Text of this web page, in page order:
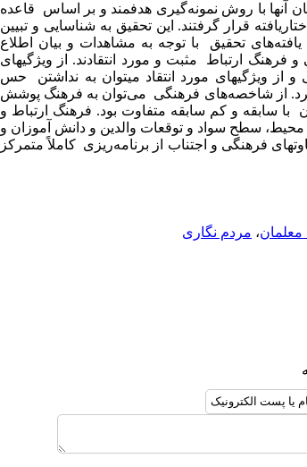
آنها با روش نمونه‌­گیری هدفمند و بر اساس قاعده
قرار گرفتند. این تحقیق به شناسایی و تبیین
تحقیق با توجه به مشاهدات و بیان اطلاع­‌
ارتباط مثبت و مورد انتقادند. از ویژگیهای
ویژگیهای مورد انتقاد می­توان به نداشتن حس
از شاخصه­‌های فرهنگی می­‌توان به فرهنگ پوشش
سابقه و کم سابقه متفاوت بود. فرهنگ ارتباط و
محیط، سطح سواد و توقعات والدین و دانش آموزان و
فرهنگی و اجتناب از برنامه­‌ریزی کاملاً متمرکز
، مردم نگاری